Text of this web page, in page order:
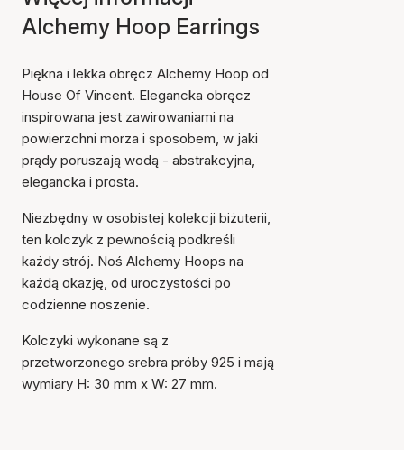
Alchemy Hoop Earrings
Piękna i lekka obręcz Alchemy Hoop od
House Of Vincent. Elegancka obręcz
inspirowana jest zawirowaniami na
powierzchni morza i sposobem, w jaki
prądy poruszają wodą - abstrakcyjna,
elegancka i prosta.
Niezbędny w osobistej kolekcji biżuterii,
ten kolczyk z pewnością podkreśli
każdy strój. Noś Alchemy Hoops na
każdą okazję, od uroczystości po
codzienne noszenie.
Kolczyki wykonane są z
przetworzonego srebra próby 925 i mają
wymiary H: 30 mm x W: 27 mm.